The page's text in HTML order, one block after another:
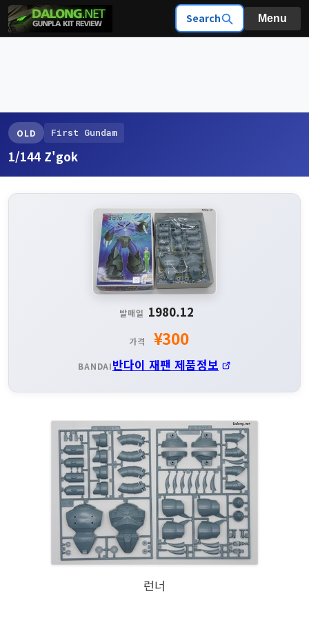
Search Menu
OLD First Gundam
1/144 Z'gok
발매일 1980.12
가격 ¥300
BANDAI반다이 재팬 제품정보
런너